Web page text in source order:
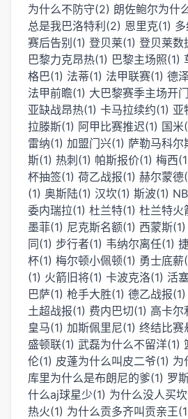
为什么不防守(2) 朗佐鲍尔为什
总是我巴洛特利(2) 恩里克(1)
赛后告别(1) 登贝莱(1) 登贝莱数
巴黎力克昂热(1) 巴黎主场照(1)
格巴(1) 法蒂(1) 法甲联赛(1) 德
法甲前瞻(1) 大巴黎赛季主场开
亚缺战昂热(1) 卡马拉续约(1) 亚
拉滕斯(1) 阿甲比赛推迟(1) 国米
雷纳(1) 加盟门兴(1) 萨勒马科尔
斯(1) 热刺(1) 帕斯报价(1) 梅西
杯抽签(1) 荷乙战报(1) 赫尔蒙德
(1) 奥斯陆(1) 汉坎(1) 斯波(1)
委内瑞拉(1) 杜兰特(1) 杜兰特火
墨菲(1) 尼克斯名额(1) 西蒙斯(1)
同(1) 步行者(1) 韦纳尔离任(1)
杯(1) 梅尔顿小佩顿(1) 勇士底薪
(1) 火箭旧将(1) 卡波克洛(1) 活
巴萨(1) 枪手大胜(1) 德乙战报(1)
土超战报(1) 费内巴切(1) 高卡尔
皇马(1) 加斯佩里尼(1) 终结比赛
盛顿联(1) 武磊为什么不留洋(1)
伦(1) 皮蓬为什么叫皮二爷(1) 为
库里为什么是布朗尼的爹(1) 罗
什么aj球星少(1) 为什么没人买
热火(1) 为什么贡多齐叫贡亲王